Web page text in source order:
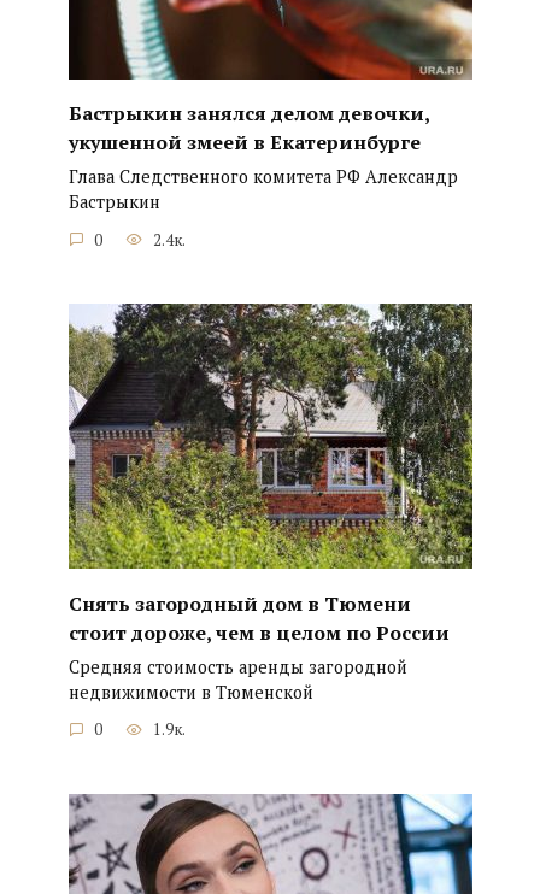
Бастрыкин занялся делом девочки,
укушенной змеей в Екатеринбурге
Глава Следственного комитета РФ Александр
Бастрыкин
0 2.4к.
Снять загородный дом в Тюмени
стоит дороже, чем в целом по России
Средняя стоимость аренды загородной
недвижимости в Тюменской
0 1.9к.